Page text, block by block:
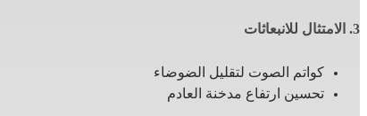
3. الامتثال للانبعاثات
كواتم الصوت لتقليل الضوضاء
تحسين ارتفاع مدخنة العادم